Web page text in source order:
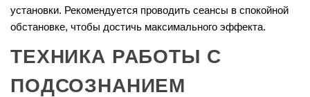
установки. Рекомендуется проводить сеансы в спокойной
обстановке, чтобы достичь максимального эффекта.
ТЕХНИКА РАБОТЫ С
ПОДСОЗНАНИЕМ